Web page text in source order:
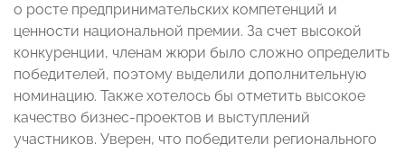
о росте предпринимательских компетенций и
ценности национальной премии. За счет высокой
конкуренции, членам жюри было сложно определить
победителей, поэтому выделили дополнительную
номинацию. Также хотелось бы отметить высокое
качество бизнес-проектов и выступлений
участников. Уверен, что победители регионального